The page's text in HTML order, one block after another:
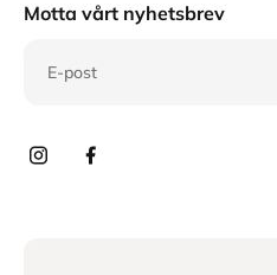
Motta vårt nyhetsbrev